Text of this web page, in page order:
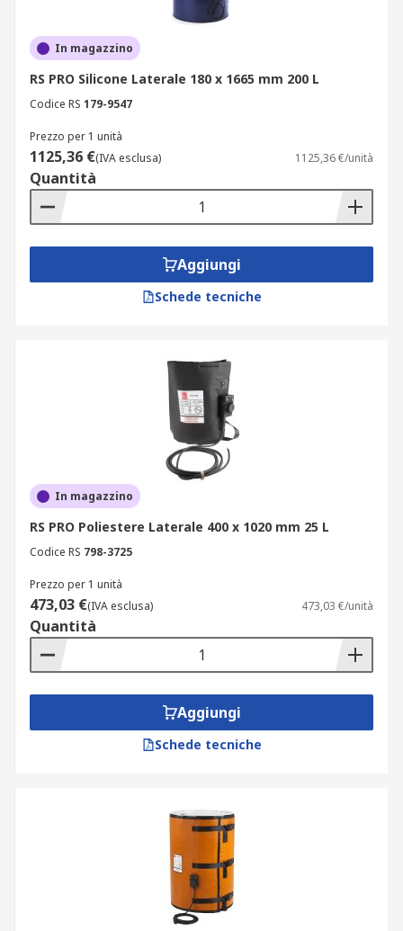
In magazzino
RS PRO Silicone Laterale 180 x 1665 mm 200 L
Codice RS 179-9547
Prezzo per 1 unità
1125,36 €(IVA esclusa) 1125,36 €/unità
Quantità
Aggiungi
Schede tecniche
In magazzino
RS PRO Poliestere Laterale 400 x 1020 mm 25 L
Codice RS 798-3725
Prezzo per 1 unità
473,03 €(IVA esclusa) 473,03 €/unità
Quantità
Aggiungi
Schede tecniche